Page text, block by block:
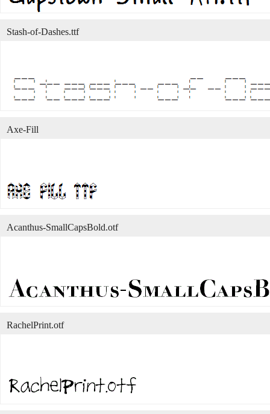
Stash-of-Dashes.ttf
Axe-Fill
Acanthus-SmallCapsBold.otf
RachelPrint.otf